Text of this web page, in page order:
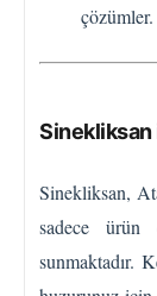
çözümler.
Sinekliksan
Sinekliksan,
sadece ürün
sunmaktadır.